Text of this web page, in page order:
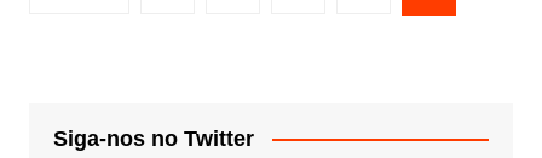
Siga-nos no Twitter